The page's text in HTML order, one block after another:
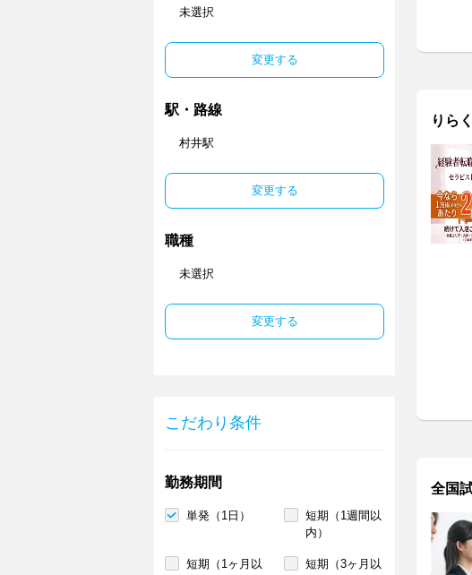
未選択
変更する
駅・路線
村井駅
変更する
職種
未選択
変更する
こだわり条件
勤務期間
単発（1日）
短期（1週間以
内）
短期（1ヶ月以
短期（3ヶ月以
りら
全国